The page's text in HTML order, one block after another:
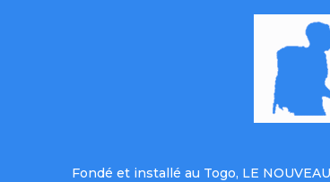
Fondé et installé au Togo, LE